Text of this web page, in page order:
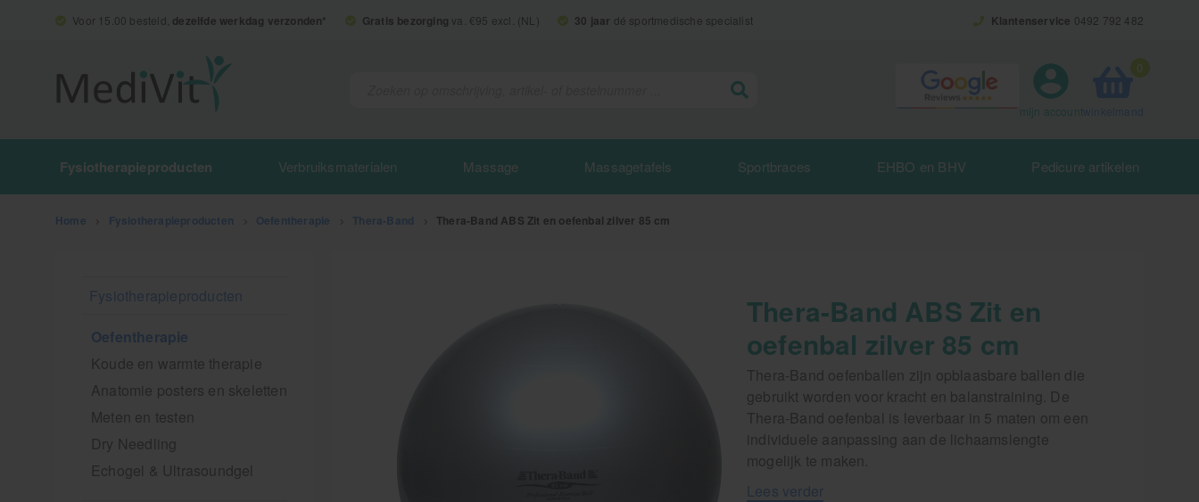
Voor 15.00 besteld, dezelfde werkdag verzonden* Gratis bezorging va. €95 excl. (NL) 30 jaar dé sportmedische specialist Klantenservice 0492 792 482
0
mijn account
Fysiotherapieproducten Verbruiksmaterialen Massage Massagetafels Sportbraces EHBO en BHV Pedicure artikelen
Home Fysiotherapieproducten Oefentherapie Thera-Band Thera-Band ABS Zit en oefenbal zilver 85 cm
Fysiotherapieproducten
Oefentherapie
Koude en warmte therapie
Anatomie posters en skeletten
Meten en testen
Dry Needling
Echogel & Ultrasoundgel
Thera-Band ABS Zit en
oefenbal zilver 85 cm
Thera-Band oefenballen zijn opblaasbare ballen die
gebruikt worden voor kracht en balanstraining. De
Thera-Band oefenbal is leverbaar in 5 maten om een
individuele aanpassing aan de lichaamslengte
mogelijk te maken.
Lees verder